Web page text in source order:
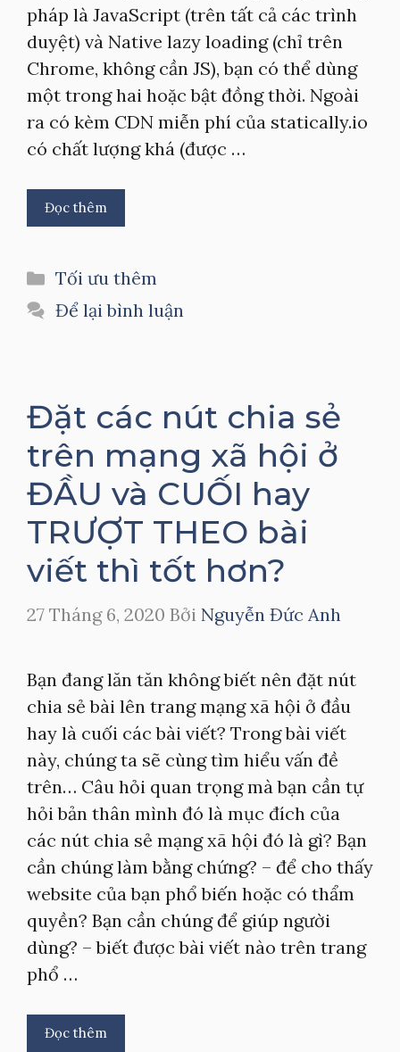
pháp là JavaScript (trên tất cả các trình
duyệt) và Native lazy loading (chỉ trên
Chrome, không cần JS), bạn có thể dùng
một trong hai hoặc bật đồng thời. Ngoài
ra có kèm CDN miễn phí của statically.io
có chất lượng khá (được …
Đọc thêm
Danh
mục
Tối ưu thêm
Để lại bình luận
Đặt các nút chia sẻ
trên mạng xã hội ở
ĐẦU và CUỐI hay
TRƯỢT THEO bài
viết thì tốt hơn?
27 Tháng 6, 2020 Bởi Nguyễn Đức Anh
Bạn đang lăn tăn không biết nên đặt nút
chia sẻ bài lên trang mạng xã hội ở đầu
hay là cuối các bài viết? Trong bài viết
này, chúng ta sẽ cùng tìm hiểu vấn đề
trên… Câu hỏi quan trọng mà bạn cần tự
hỏi bản thân mình đó là mục đích của
các nút chia sẻ mạng xã hội đó là gì? Bạn
cần chúng làm bằng chứng? – để cho thấy
website của bạn phổ biến hoặc có thẩm
quyền? Bạn cần chúng để giúp người
dùng? – biết được bài viết nào trên trang
phổ …
Đọc thêm